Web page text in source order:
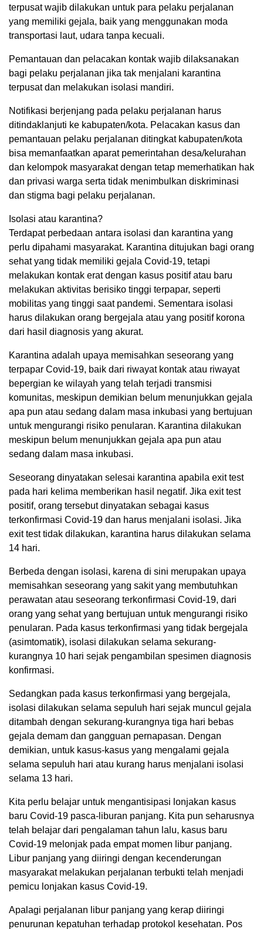
terpusat wajib dilakukan untuk para pelaku perjalanan
yang memiliki gejala, baik yang menggunakan moda
transportasi laut, udara tanpa kecuali.
Pemantauan dan pelacakan kontak wajib dilaksanakan
bagi pelaku perjalanan jika tak menjalani karantina
terpusat dan melakukan isolasi mandiri.
Notifikasi berjenjang pada pelaku perjalanan harus
ditindaklanjuti ke kabupaten/kota. Pelacakan kasus dan
pemantauan pelaku perjalanan ditingkat kabupaten/kota
bisa memanfaatkan aparat pemerintahan desa/kelurahan
dan kelompok masyarakat dengan tetap memerhatikan hak
dan privasi warga serta tidak menimbulkan diskriminasi
dan stigma bagi pelaku perjalanan.
Isolasi atau karantina?
Terdapat perbedaan antara isolasi dan karantina yang
perlu dipahami masyarakat. Karantina ditujukan bagi orang
sehat yang tidak memiliki gejala Covid-19, tetapi
melakukan kontak erat dengan kasus positif atau baru
melakukan aktivitas berisiko tinggi terpapar, seperti
mobilitas yang tinggi saat pandemi. Sementara isolasi
harus dilakukan orang bergejala atau yang positif korona
dari hasil diagnosis yang akurat.
Karantina adalah upaya memisahkan seseorang yang
terpapar Covid-19, baik dari riwayat kontak atau riwayat
bepergian ke wilayah yang telah terjadi transmisi
komunitas, meskipun demikian belum menunjukkan gejala
apa pun atau sedang dalam masa inkubasi yang bertujuan
untuk mengurangi risiko penularan. Karantina dilakukan
meskipun belum menunjukkan gejala apa pun atau
sedang dalam masa inkubasi.
Seseorang dinyatakan selesai karantina apabila exit test
pada hari kelima memberikan hasil negatif. Jika exit test
positif, orang tersebut dinyatakan sebagai kasus
terkonfirmasi Covid-19 dan harus menjalani isolasi. Jika
exit test tidak dilakukan, karantina harus dilakukan selama
14 hari.
Berbeda dengan isolasi, karena di sini merupakan upaya
memisahkan seseorang yang sakit yang membutuhkan
perawatan atau seseorang terkonfirmasi Covid-19, dari
orang yang sehat yang bertujuan untuk mengurangi risiko
penularan. Pada kasus terkonfirmasi yang tidak bergejala
(asimtomatik), isolasi dilakukan selama sekurang-
kurangnya 10 hari sejak pengambilan spesimen diagnosis
konfirmasi.
Sedangkan pada kasus terkonfirmasi yang bergejala,
isolasi dilakukan selama sepuluh hari sejak muncul gejala
ditambah dengan sekurang-kurangnya tiga hari bebas
gejala demam dan gangguan pernapasan. Dengan
demikian, untuk kasus-kasus yang mengalami gejala
selama sepuluh hari atau kurang harus menjalani isolasi
selama 13 hari.
Kita perlu belajar untuk mengantisipasi lonjakan kasus
baru Covid-19 pasca-liburan panjang. Kita pun seharusnya
telah belajar dari pengalaman tahun lalu, kasus baru
Covid-19 melonjak pada empat momen libur panjang.
Libur panjang yang diiringi dengan kecenderungan
masyarakat melakukan perjalanan terbukti telah menjadi
pemicu lonjakan kasus Covid-19.
Apalagi perjalanan libur panjang yang kerap diiringi
penurunan kepatuhan terhadap protokol kesehatan. Pos